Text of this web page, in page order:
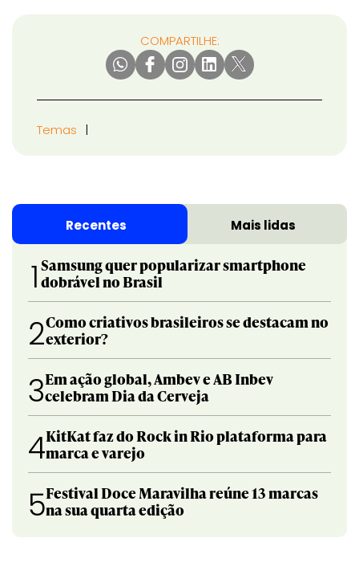
COMPARTILHE:
Temas
Recentes Mais lidas
1 Samsung quer popularizar smartphone
dobrável no Brasil
2Como criativos brasileiros se destacam no
exterior?
3Em ação global, Ambev e AB Inbev
celebram Dia da Cerveja
4KitKat faz do Rock in Rio plataforma para
marca e varejo
5Festival Doce Maravilha reúne 13 marcas
na sua quarta edição